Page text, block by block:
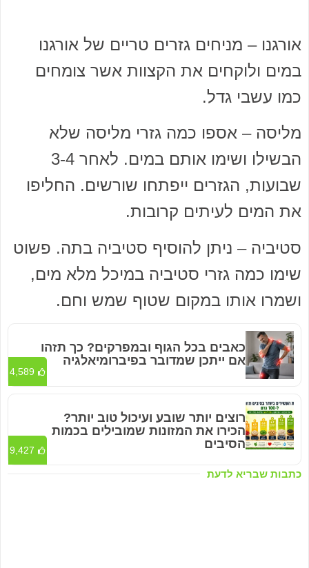
אורגנו – מניחים גזרים טריים של אורגנו
במים ולוקחים את הקצוות אשר צומחים
כמו עשבי גדל.
מליסה – אספו כמה גזרי מליסה שלא
הבשילו ושימו אותם במים. לאחר 3-4
שבועות, הגזרים ייפתחו שורשים. החליפו
את המים לעיתים קרובות.
סטיביה – ניתן להוסיף סטיביה בתה. פשוט
שימו כמה גזרי סטיביה במיכל מלא מים,
ושמרו אותו במקום שטוף שמש וחם.
כתבות שבריא לדעת
כאבים בכל הגוף ובמפרקים? כך תזהו
אם ייתכן שמדובר בפיברומיאלגיה
4,589
רוצים יותר שובע ועיכול טוב יותר?
הכירו את המזונות שמובילים בכמות
הסיבים
9,427